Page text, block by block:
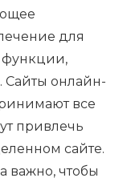
для
функции,
Сайты онлайн-
все
привлечь
сайте.
важно, чтобы